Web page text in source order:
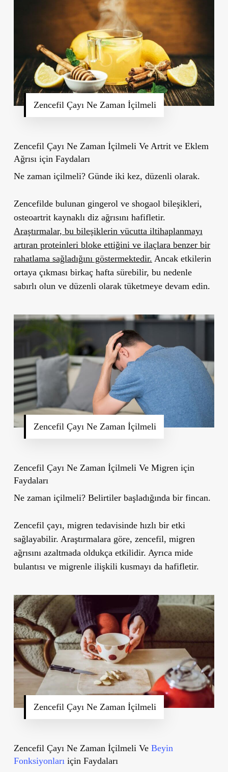
Zencefil Çayı Ne Zaman İçilmeli
Zencefil Çayı Ne Zaman İçilmeli Ve Artrit ve Eklem
Ağrısı için Faydaları
Ne zaman içilmeli?Günde iki kez, düzenli olarak.
Zencefilde bulunan gingerol ve shogaol bileşikleri,
osteoartrit kaynaklı diz ağrısını hafifletir.
Araştırmalar, bu bileşiklerin vücutta iltihaplanmayı
artıran proteinleri bloke ettiğini ve ilaçlara benzer bir
rahatlama sağladığını göstermektedir. Ancak etkilerin
ortaya çıkması birkaç hafta sürebilir, bu nedenle
sabırlı olun ve düzenli olarak tüketmeye devam edin.
Zencefil Çayı Ne Zaman İçilmeli
Zencefil Çayı Ne Zaman İçilmeli Ve Migren için
Faydaları
Ne zaman içilmeli?Belirtiler başladığında bir fincan.
Zencefil çayı, migren tedavisinde hızlı bir etki
sağlayabilir. Araştırmalara göre, zencefil, migren
ağrısını azaltmada oldukça etkilidir. Ayrıca mide
bulantısı ve migrenle ilişkili kusmayı da hafifletir.
Zencefil Çayı Ne Zaman İçilmeli
Zencefil Çayı Ne Zaman İçilmeli Ve Beyin
Fonksiyonları için Faydaları